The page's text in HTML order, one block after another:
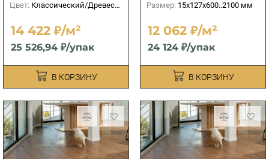
Цвет: Классический/Древесный
14 422 ₽/м²
25 526,94 ₽/упак
В КОРЗИНУ
Размер: 15х127х600..2100 мм
12 062 ₽/м²
24 124 ₽/упак
В КОРЗИНУ